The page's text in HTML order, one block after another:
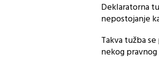
Deklaratorna
nepostojanje
Takva tužba
nekog pravnog